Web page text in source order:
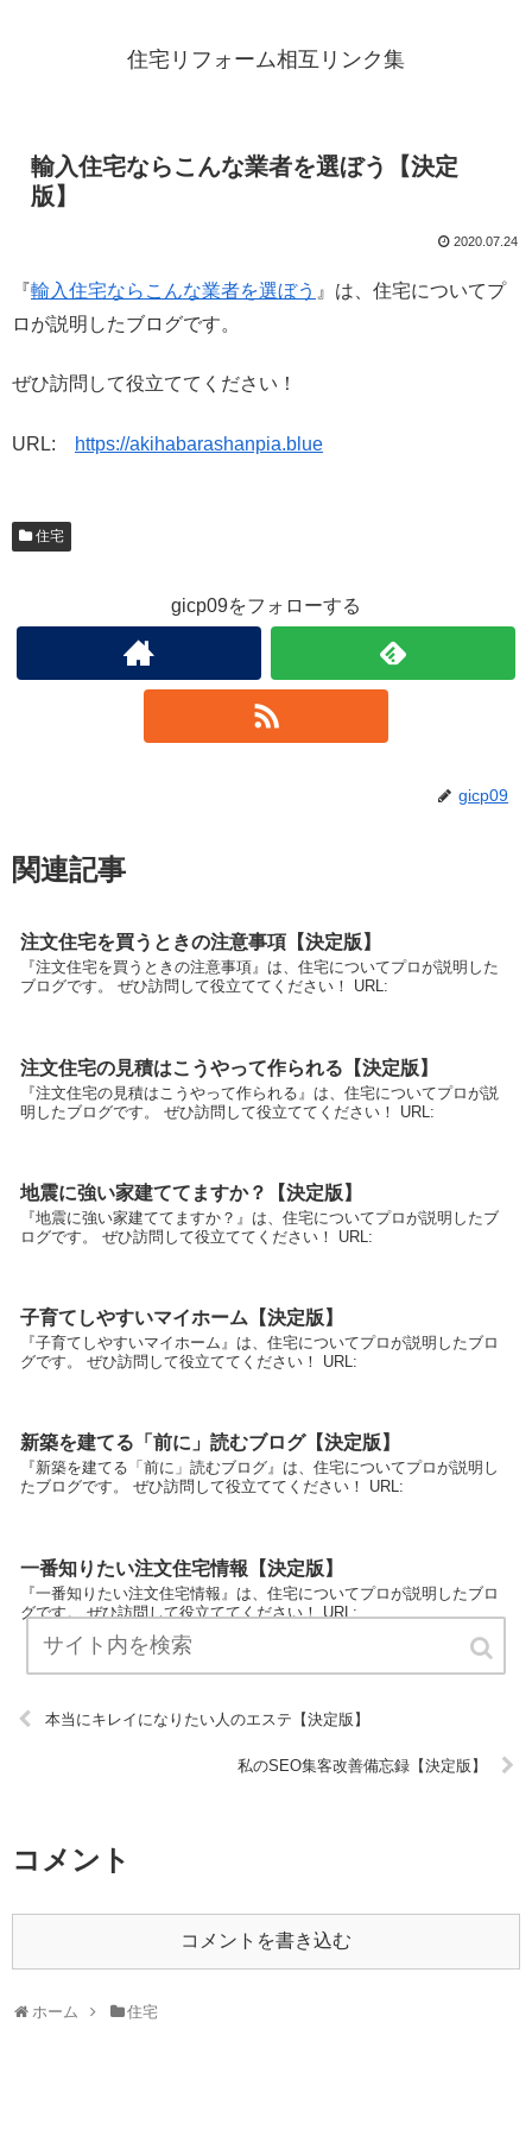
住宅リフォーム相互リンク集
輸入住宅ならこんな業者を選ぼう【決定
版】
2020.07.24
『輸入住宅ならこんな業者を選ぼう 』は、住宅についてプ
ロが説明したブログです。
ぜひ訪問して役立ててください！
URL: https://akihabarashanpia.blue
住宅
gicp09をフォローする
gicp09
関連記事
注文住宅を買うときの注意事項【決定版】
『注文住宅を買うときの注意事項』は、住宅についてプロが説明した
ブログです。 ぜひ訪問して役立ててください！ URL:
注文住宅の見積はこうやって作られる【決定版】
『注文住宅の見積はこうやって作られる』は、住宅についてプロが説
明したブログです。 ぜひ訪問して役立ててください！ URL:
地震に強い家建ててますか？【決定版】
『地震に強い家建ててますか？』は、住宅についてプロが説明したブ
ログです。 ぜひ訪問して役立ててください！ URL:
子育てしやすいマイホーム【決定版】
『子育てしやすいマイホーム』は、住宅についてプロが説明したブロ
グです。 ぜひ訪問して役立ててください！ URL:
新築を建てる「前に」読むブログ【決定版】
『新築を建てる「前に」読むブログ』は、住宅についてプロが説明し
たブログです。 ぜひ訪問して役立ててください！ URL:
一番知りたい注文住宅情報【決定版】
『一番知りたい注文住宅情報』は、住宅についてプロが説明したブロ
グです。 ぜひ訪問して役立ててください！ URL:
本当にキレイになりたい人のエステ【決定版】
私のSEO集客改善備忘録【決定版】
コメント
コメントを書き込む
ホーム 住宅